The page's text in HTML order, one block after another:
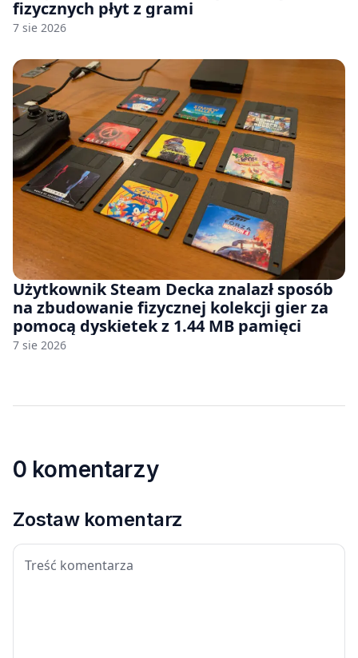
fizycznych płyt z grami
7 sie 2026
Użytkownik Steam Decka znalazł sposób
na zbudowanie fizycznej kolekcji gier za
pomocą dyskietek z 1.44 MB pamięci
7 sie 2026
0 komentarzy
Zostaw komentarz